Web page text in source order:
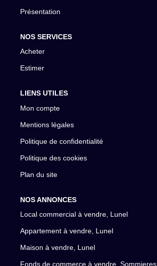
Présentation
NOS SERVICES
Acheter
Estimer
LIENS UTILES
Mon compte
Mentions légales
Politique de confidentialité
Politique des cookies
Plan du site
NOS ANNONCES
Local commercial à vendre, Lunel
Appartement à vendre, Lunel
Maison à vendre, Lunel
Fonds de commerce à vendre, Sommieres